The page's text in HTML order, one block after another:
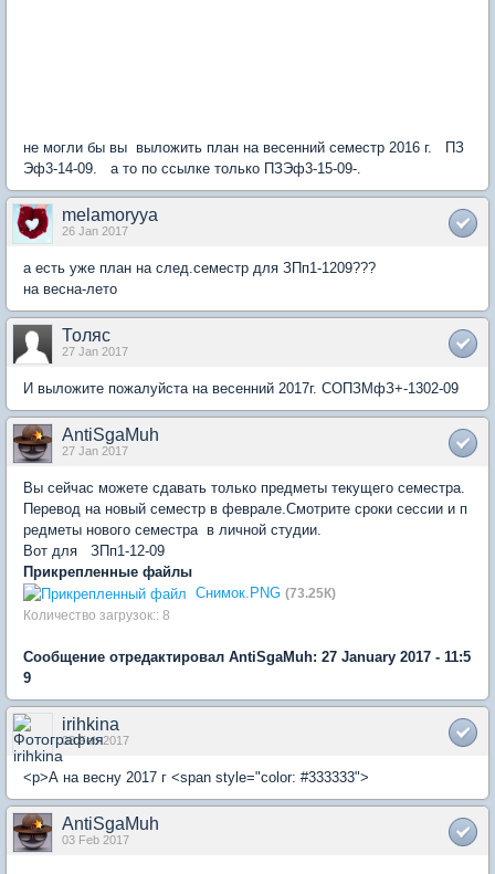
не могли бы вы выложить план на весенний семестр 2016 г. ПЗ
Эф3-14-09. а то по ссылке только ПЗЭф3-15-09-.
melamoryya
26 Jan 2017
а есть уже план на след.семестр для ЗПп1-1209???
на весна-лето
Толяс
27 Jan 2017
И выложите пожалуйста на весенний 2017г. СОПЗМфЗ+-1302-09
AntiSgaMuh
27 Jan 2017
Вы сейчас можете сдавать только предметы текущего семестра.
Перевод на новый семестр в феврале.Смотрите сроки сессии и п
редметы нового семестра в личной студии.
Вот для ЗПп1-12-09
Прикрепленные файлы
Снимок.PNG (73.25К)
Количество загрузок:: 8
Сообщение отредактировал AntiSgaMuh: 27 January 2017 - 11:5
9
irihkina
03 Feb 2017
<p>А на весну 2017 г <span style="color: #333333">
AntiSgaMuh
03 Feb 2017